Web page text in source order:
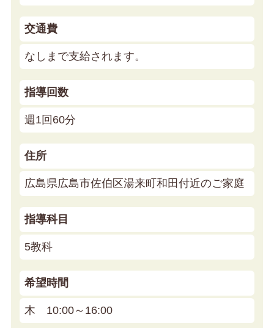
交通費
なしまで支給されます。
指導回数
週1回60分
住所
広島県広島市佐伯区湯来町和田付近のご家庭
指導科目
5教科
希望時間
木 10:00～16:00